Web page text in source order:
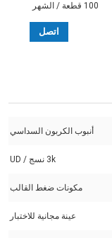
100 قطعة / الشهر
اتصل
أنبوب الكربون السداسي
3k نسج / UD
مكونات ضغط القالب
عينة مجانية للاختبار